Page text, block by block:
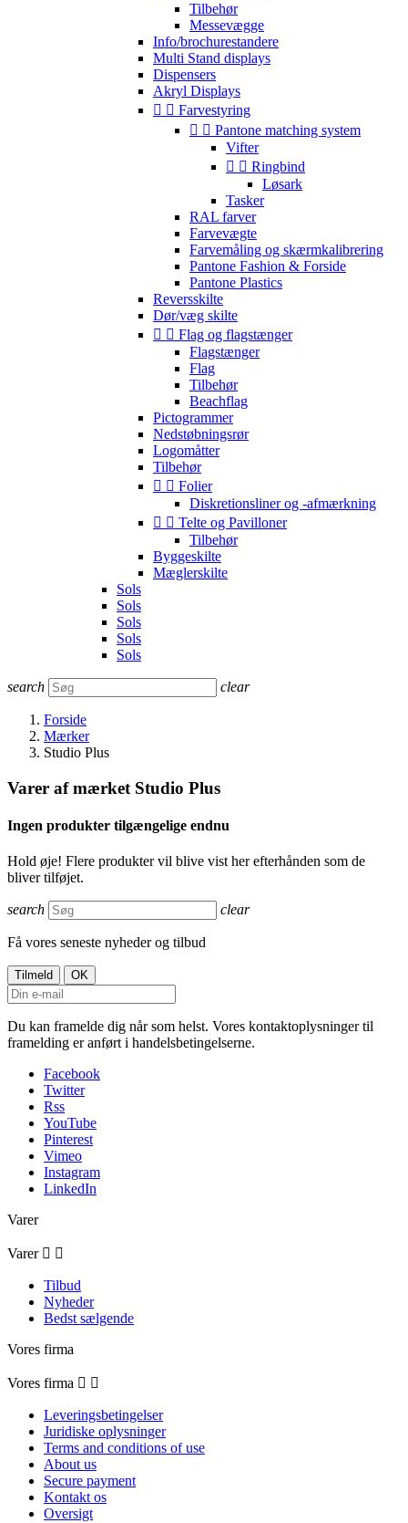
Tilbehør
Messevægge
Info/brochurestandere
Multi Stand displays
Dispensers
Akryl Displays
  Farvestyring
  Pantone matching system
Vifter
  Ringbind
Løsark
Tasker
RAL farver
Farvevægte
Farvemåling og skærmkalibrering
Pantone Fashion & Forside
Pantone Plastics
Reversskilte
Dør/væg skilte
  Flag og flagstænger
Flagstænger
Flag
Tilbehør
Beachflag
Pictogrammer
Nedstøbningsrør
Logomåtter
Tilbehør
  Folier
Diskretionsliner og -afmærkning
  Telte og Pavilloner
Tilbehør
Byggeskilte
Mæglerskilte
Sols
Sols
Sols
Sols
Sols
search clear
Forside
Mærker
Studio Plus
Varer af mærket Studio Plus
Ingen produkter tilgængelige endnu
Hold øje! Flere produkter vil blive vist her efterhånden som de
bliver tilføjet.
search clear
Få vores seneste nyheder og tilbud
Du kan framelde dig når som helst. Vores kontaktoplysninger til
framelding er anført i handelsbetingelserne.
Facebook
Twitter
Rss
YouTube
Pinterest
Vimeo
Instagram
LinkedIn
Varer
Varer  
Tilbud
Nyheder
Bedst sælgende
Vores firma
Vores firma  
Leveringsbetingelser
Juridiske oplysninger
Terms and conditions of use
About us
Secure payment
Kontakt os
Oversigt